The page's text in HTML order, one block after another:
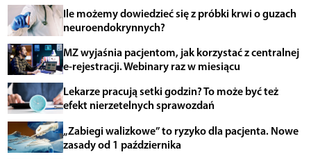
Ile możemy dowiedzieć się z próbki krwi o guzach
neuroendokrynnych?
MZ wyjaśnia pacjentom, jak korzystać z centralnej
e-rejestracji. Webinary raz w miesiącu
Lekarze pracują setki godzin? To może być też
efekt nierzetelnych sprawozdań
„Zabiegi walizkowe” to ryzyko dla pacjenta. Nowe
zasady od 1 października